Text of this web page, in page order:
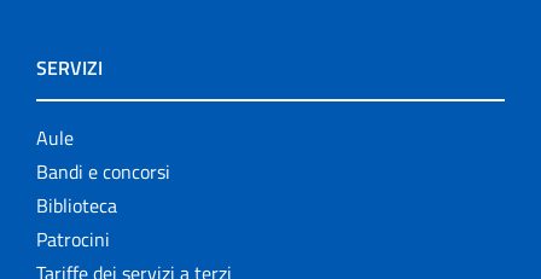
SERVIZI
Aule
Bandi e concorsi
Biblioteca
Patrocini
Tariffe dei servizi a terzi